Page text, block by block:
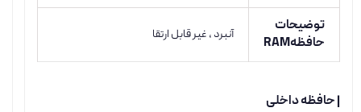
توضیحات
حافظهRAM
آنبرد ، غیر قابل ارتقا
| حافظه داخلی